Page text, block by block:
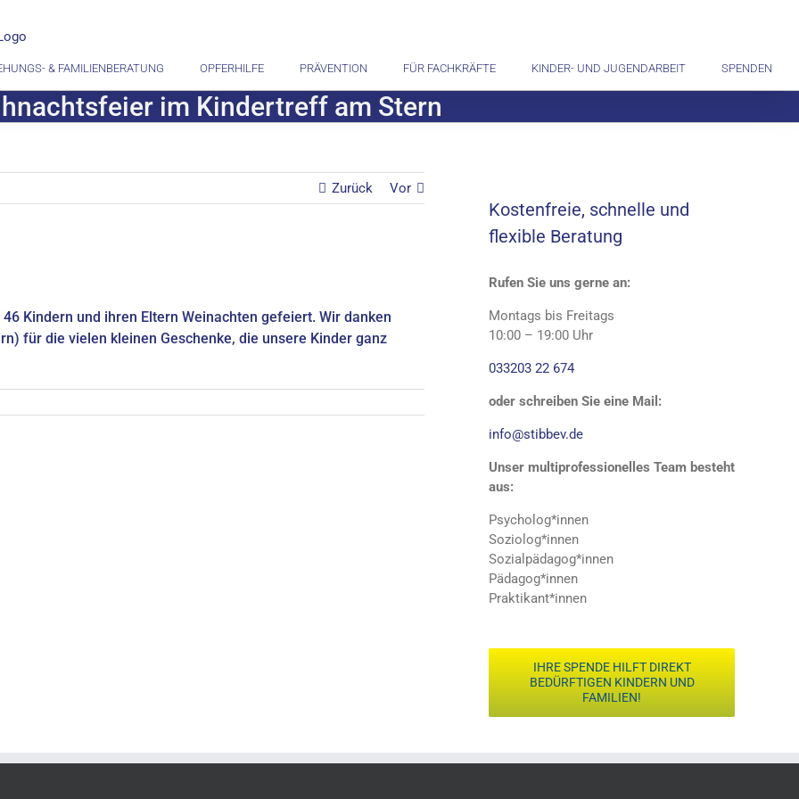
& FAMILIENBERATUNG OPFERHILFE PRÄVENTION FÜR FACHKRÄFTE KINDER- UND JUGENDARBEIT SPENDEN
im Kindertreff am Stern
Zurück Vor
Kindern und ihren Eltern Weinachten gefeiert. Wir danken
für die vielen kleinen Geschenke, die unsere Kinder ganz
Kostenfreie, schnelle und
flexible Beratung
Rufen Sie uns gerne an:
Montags bis Freitags
10:00 – 19:00 Uhr
033203 22 674
oder schreiben Sie eine Mail:
info@stibbev.de
Unser multiprofessionelles Team besteht
aus:
Psycholog*innen
Soziolog*innen
Sozialpädagog*innen
Pädagog*innen
Praktikant*innen
IHRE SPENDE HILFT DIREKT
BEDÜRFTIGEN KINDERN UND
FAMILIEN!